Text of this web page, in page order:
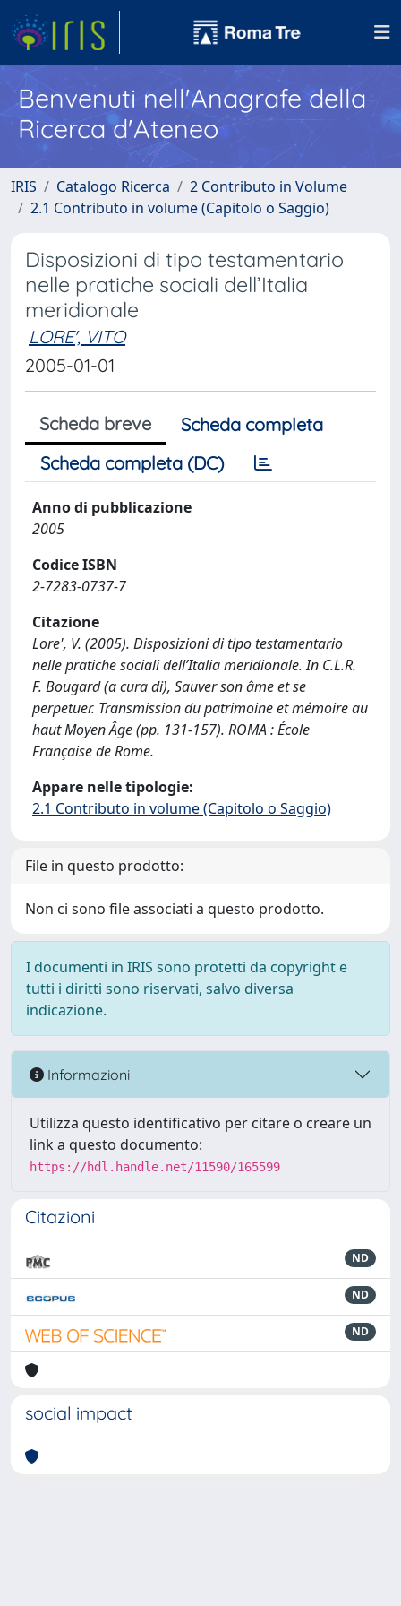
Benvenuti nell'Anagrafe della
Ricerca d'Ateneo
IRIS Catalogo Ricerca
2 Contributo in Volume
2.1 Contributo in volume (Capitolo o Saggio)
Disposizioni di tipo testamentario
nelle pratiche sociali dell’Italia
meridionale
LORE', VITO
2005-01-01
Scheda breve
Scheda completa
Scheda completa (DC)
Anno di pubblicazione
2005
Codice ISBN
2-7283-0737-7
Citazione
Lore', V. (2005). Disposizioni di tipo testamentario
nelle pratiche sociali dell’Italia meridionale. In C.L.R.
F. Bougard (a cura di), Sauver son âme et se
perpetuer. Transmission du patrimoine et mémoire au
haut Moyen Âge (pp. 131-157). ROMA : École
Française de Rome.
Appare nelle tipologie:
2.1 Contributo in volume (Capitolo o Saggio)
File in questo prodotto:
Non ci sono file associati a questo prodotto.
I documenti in IRIS sono protetti da copyright e
tutti i diritti sono riservati, salvo diversa
indicazione.
Informazioni
Utilizza questo identificativo per citare o creare un
link a questo documento:
https://hdl.handle.net/11590/165599
Citazioni
ND
ND
ND
social impact